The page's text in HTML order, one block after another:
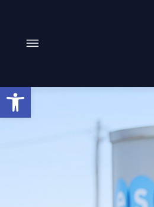
Ανοίξτε τη γραμμή εργαλείων